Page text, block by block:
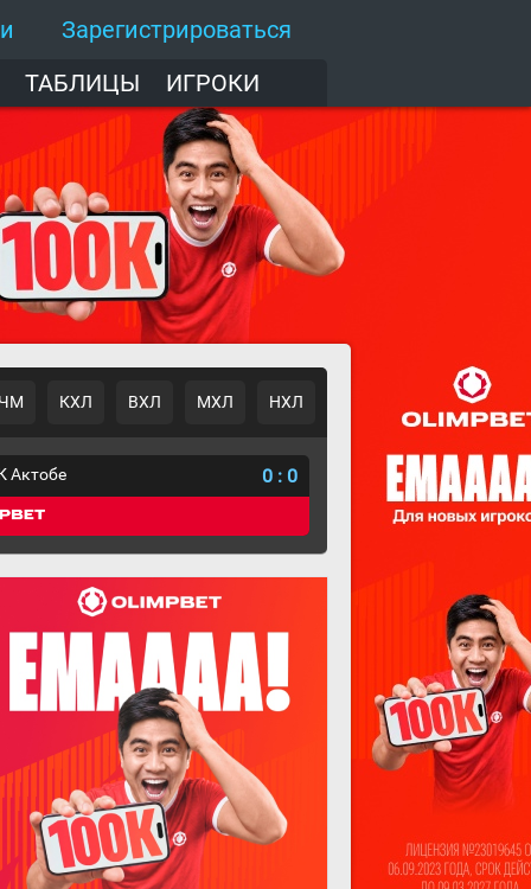
Зарегистрироваться
ТАБЛИЦЫ ИГРОКИ
ЧМ КХЛ ВХЛ МХЛ НХЛ
Актобе 0 : 0